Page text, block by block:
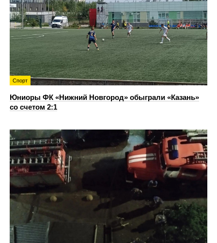
Спорт
Юниоры ФК «Нижний Новгород» обыграли «Казань»
со счетом 2:1